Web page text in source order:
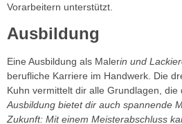
Vorarbeitern unterstützt.
Ausbildung
Eine Ausbildung als Malerin und
berufliche Karriere im Handwerk. Die
Kuhn vermittelt dir alle Grundlagen, die
Ausbildung bietet dir auch spannende
Zukunft: Mit einem Meisterabschluss